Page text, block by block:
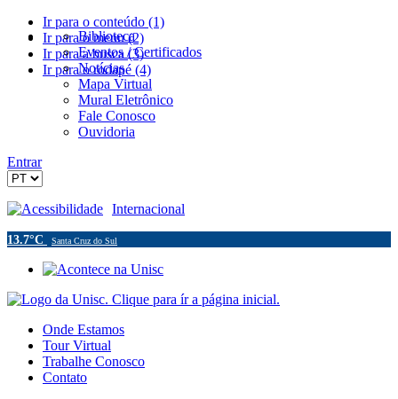
Ir para o conteúdo (1)
Ir para o menu (2)
Ir para a busca (3)
Ir para o rodapé (4)
Biblioteca
Eventos / Certificados
Notícias
Mapa Virtual
Mural Eletrônico
Fale Conosco
Ouvidoria
Entrar
Acessibilidade Internacional
13.7°C Santa Cruz do Sul
Onde Estamos
Tour Virtual
Trabalhe Conosco
Contato